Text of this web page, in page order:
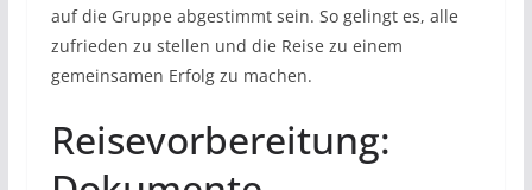
auf die Gruppe abgestimmt sein. So gelingt es, alle
zufrieden zu stellen und die Reise zu einem
gemeinsamen Erfolg zu machen.
Reisevorbereitung: